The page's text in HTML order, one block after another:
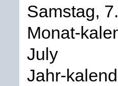
Samstag,
Monat-
July
Jahr-